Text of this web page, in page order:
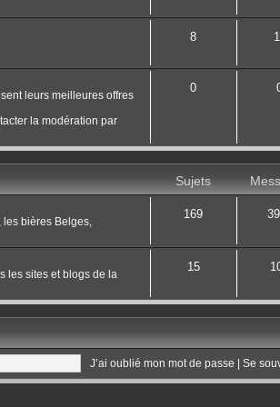
8
leurs meilleures offres
la modération par
0
Sujets
les bières Belges,
169
les sites et blogs de la
15
J’ai oublié mon mot de passe | Se